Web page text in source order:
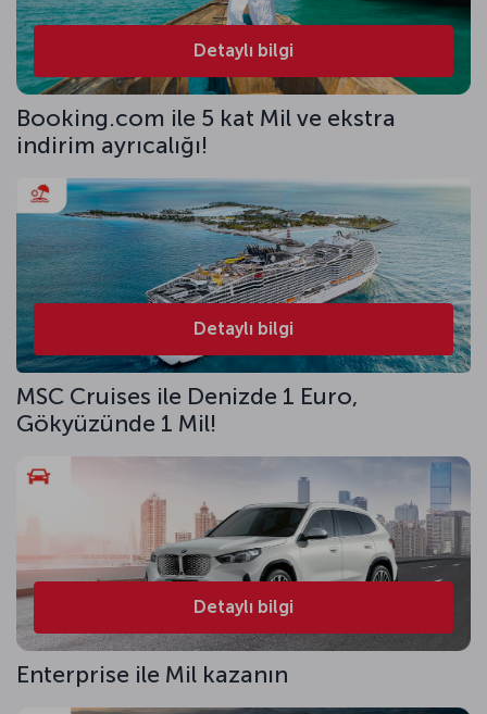
Detaylı bilgi
Booking.com ile 5 kat Mil ve ekstra
indirim ayrıcalığı!
Detaylı bilgi
MSC Cruises ile Denizde 1 Euro,
Gökyüzünde 1 Mil!
Detaylı bilgi
Enterprise ile Mil kazanın